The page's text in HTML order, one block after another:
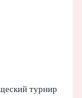
турнир